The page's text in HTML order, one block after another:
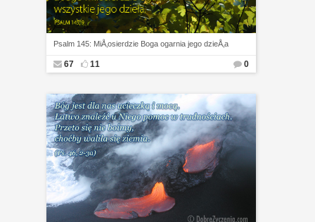
Psalm 145: MiÅ‚osierdzie Boga ogarnia jego dzieÅ‚a
67 11 0